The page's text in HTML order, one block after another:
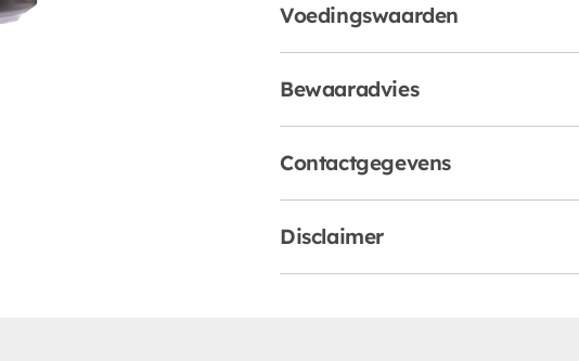
Voedingswaarden
Bewaaradvies
Contactgegevens
Disclaimer